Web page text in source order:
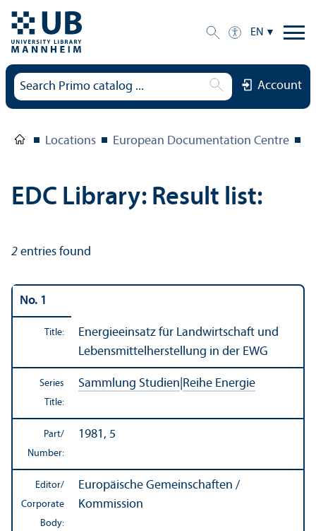
EN
Account
Locations European Documentation Centre
EDC Library: Result list:
2 entries found
No. 1
Title:
Energieeinsatz für Landwirtschaft und
Lebensmittelherstellung in der EWG
Series
Title:
Sammlung Studien Reihe Energie
Part/
Number:
1981, 5
Editor/
Corporate
Body:
Europäische Gemeinschaften /
Kommission